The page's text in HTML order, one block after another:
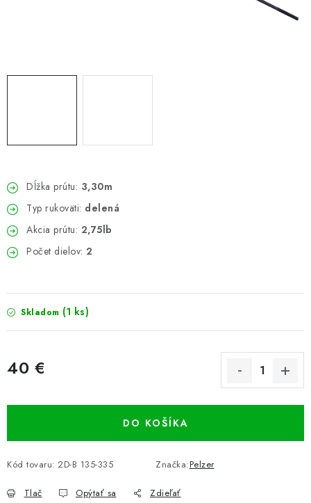
PRÍVLAČ
PRÚTY
KONTAKTY
ZNAČKY
Navštívte našu predajňu vo Dvoroch nad Žitavou »
Dĺžka prútu: 3,30m
Typ rukoväti: delená
Akcia prútu: 2,75lb
Počet dielov: 2
Skladom (1 ks)
40 €
DO KOŠÍKA
Kód tovaru: 2D-B 135-335 Značka:Pelzer
Tlač Opýtať sa Zdieľať